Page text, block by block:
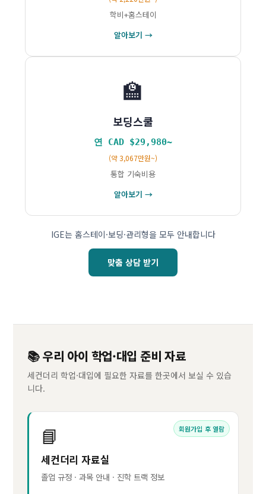
학비+홈스테이
알아보기 →
🏫
보딩스쿨
연 CAD $29,980~
(약 3,067만원~)
통합 기숙비용
알아보기 →
IGE는 홈스테이·보딩·관리형을 모두 안내합니다
맞춤 상담 받기
📚 우리 아이 학업·대입 준비 자료
세컨더리 학업·대입에 필요한 자료를 한곳에서 보실 수 있습
니다.
회원가입 후 열람
📘
세컨더리 자료실
졸업 규정 · 과목 안내 · 진학 트랙 정보